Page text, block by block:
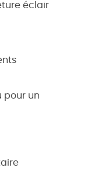
éclair
pour un